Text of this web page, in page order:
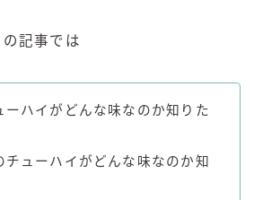
リーンハーフ）
記事では
ーハイがどんな味なのか知りた
チューハイがどんな味なのか知